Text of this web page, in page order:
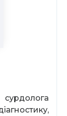
сурдолога